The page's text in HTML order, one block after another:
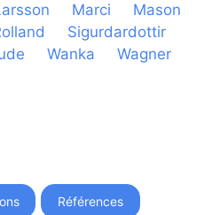
Marci
Mason
Sigurdardottir
Wanka
Wagner
Références